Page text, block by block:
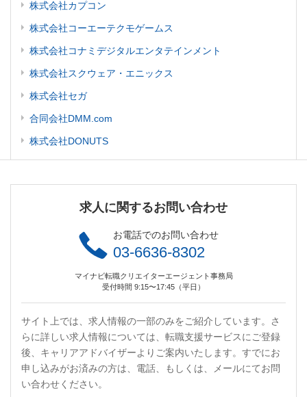
株式会社カプコン
株式会社コーエーテクモゲームス
株式会社コナミデジタルエンタテインメント
株式会社スクウェア・エニックス
株式会社セガ
合同会社DMM.com
株式会社DONUTS
求人に関するお問い合わせ
お電話でのお問い合わせ
03-6636-8302
マイナビ転職クリエイターエージェント事務局
受付時間 9:15〜17:45（平日）
サイト上では、求人情報の一部のみをご紹介しています。さ
らに詳しい求人情報については、転職支援サービスにご登録
後、キャリアアドバイザーよりご案内いたします。すでにお
申し込みがお済みの方は、電話、もしくは、メールにてお問
い合わせください。